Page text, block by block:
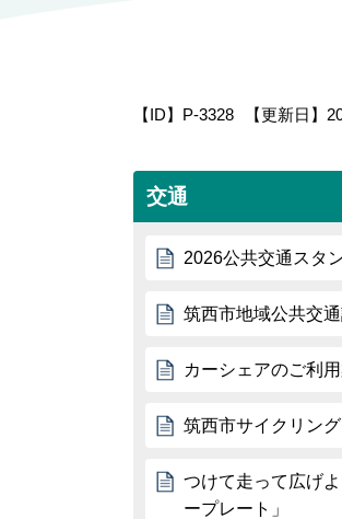
【ID】 P-3328 【更新日】
交通
2026公共交通スタ
筑西市地域公共交
カーシェアのご利
筑西市サイクリン
つけて走って広げ
ープレート」